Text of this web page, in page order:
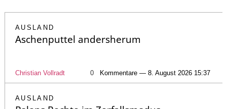
AUSLAND
Aschenputtel andersherum
Christian Vollradt 0 Kommentare — 8. August 2026 15:37
AUSLAND